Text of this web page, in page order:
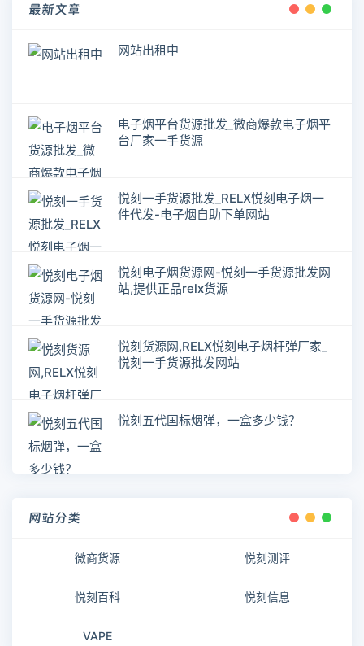
最新文章
网站出租中
电子烟平台货源批发_微商爆款电子烟平
台厂家一手货源
悦刻一手货源批发_RELX悦刻电子烟一
件代发-电子烟自助下单网站
悦刻电子烟货源网-悦刻一手货源批发网
站,提供正品relx货源
悦刻货源网,RELX悦刻电子烟杆弹厂家_
悦刻一手货源批发网站
悦刻五代国标烟弹，一盒多少钱？
网站分类
微商货源 悦刻测评
悦刻百科 悦刻信息
VAPE